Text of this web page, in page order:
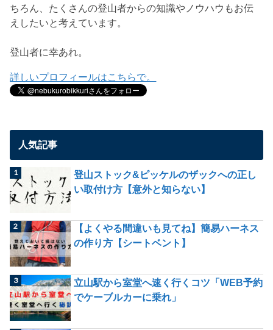
ちろん、たくさんの登山者からの知識やノウハウもお伝
えしたいと考えています。
登山者に幸あれ。
詳しいプロフィールはこちらで。
人気記事
登山ストック&ピッケルのザックへの正し
い取付け方【意外と知らない】
【よくやる間違いも見てね】簡易ハーネス
の作り方【シートベント】
立山駅から室堂へ速く行くコツ「WEB予約
でケーブルカーに乗れ」